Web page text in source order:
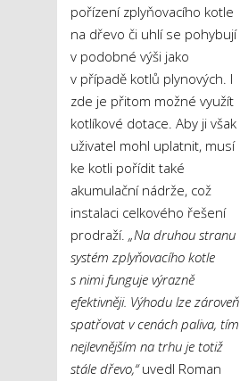
pořízení zplyňovacího kotle
na dřevo či uhlí se pohybují
v podobné výši jako
v případě kotlů plynových. I
zde je přitom možné využít
kotlíkové dotace. Aby ji však
uživatel mohl uplatnit, musí
ke kotli pořídit také
akumulační nádrže, což
instalaci celkového řešení
prodraží. „Na druhou stranu
systém zplyňovacího kotle
s nimi funguje výrazně
efektivněji. Výhodu lze zároveň
spatřovat v cenách paliva, tím
nejlevnějším na trhu je totiž
stále dřevo,“uvedl Roman